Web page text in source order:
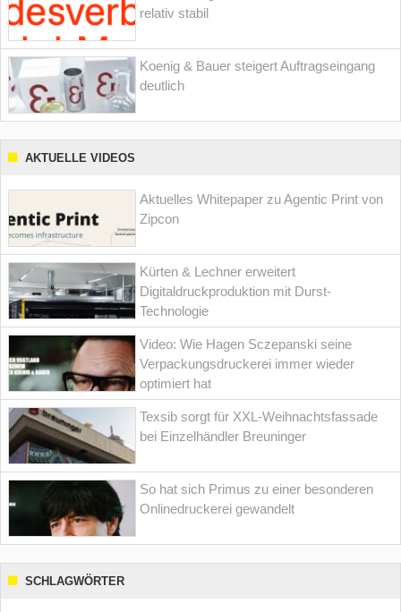
relativ stabil
Koenig & Bauer steigert Auftragseingang
deutlich
AKTUELLE VIDEOS
Aktuelles Whitepaper zu Agentic Print von
Zipcon
Kürten & Lechner erweitert
Digitaldruckproduktion mit Durst-
Technologie
Video: Wie Hagen Sczepanski seine
Verpackungsdruckerei immer wieder
optimiert hat
Texsib sorgt für XXL-Weihnachtsfassade
bei Einzelhändler Breuninger
So hat sich Primus zu einer besonderen
Onlinedruckerei gewandelt
SCHLAGWÖRTER